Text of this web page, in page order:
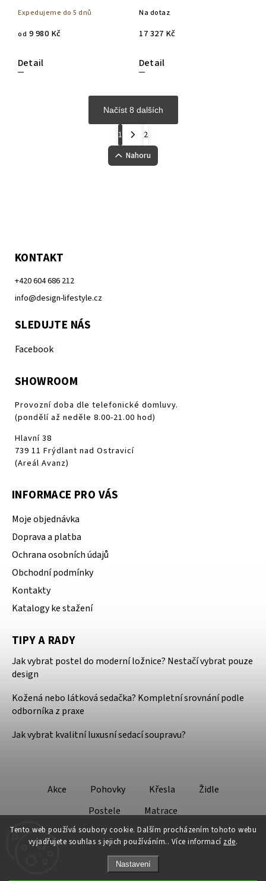
Tento web používá soubory cookie. Dalším procházením tohoto webu
vyjadřujete souhlas s jejich používáním.. Více informací zde.
Nastavení
Expedujeme do 5 dnů
od 9 980 Kč
Detail
Na dotaz
17 327 Kč
Detail
Načíst 8 dalších
1
2
Nahoru
KONTAKT
+420 604 686 212
info@design-lifestyle.cz
SLEDUJTE NÁS
Facebook
SHOWROOM
Provozní doba dle telefonické domluvy.
(pondělí až neděle 8.00-21.00 hod)
Hlavní 38
739 11 Frýdlant nad Ostravicí
(Areál Avanz)
INFORMACE PRO VÁS
Moje objednávka
Doprava a platba
Ochrana osobních údajů
Obchodní podmínky
Kontakty
Katalogy ke stažení
TIPY A RADY
Jak vybrat postel do moderní ložnice? Nestačí vybrat pouze
design
Kožená nebo látková sedačka? Kompletní srovnání podle
odborníka z praxe
Jak vybrat kvalitní luxusní sedací soupravu?
Akce Pohovky Křesla
Židle
Postele
Matrace